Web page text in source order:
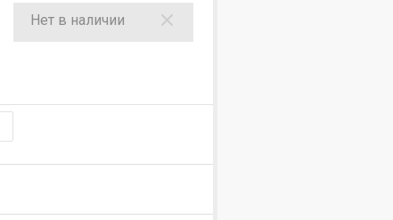
Нет в наличии